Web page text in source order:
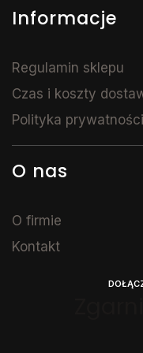
Informacje
Regulamin sklepu
Czas i koszty
Polityka prywatności
O nas
O firmie
Kontakt